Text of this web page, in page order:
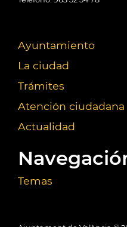
Ayuntamiento
La ciudad
Trámites
Atención ciudadana
Actualidad
Temas